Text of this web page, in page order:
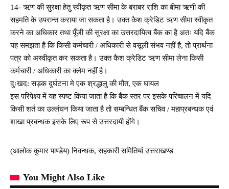
14- ऋण की सुरक्षा हेतु स्वीकृत ऋण सीमा के बराबर राशि का बीमा ऋणी की
सहमति के उपरान्त कराया जा सकता है। उक्त कैश क्रेडिट ऋण सीमा स्वीकृत
करने का अधिकार तथा पूँजी की सुरक्षा का उत्तरदायित्व बैंक का है अतः यदि बैंक
यह समझता है कि किसी कर्मचारी / अधिकारी से वसूली संभव नहीं है, तो प्रार्थना
पत्र को अस्वीकृत कर सकता है। उक्त कैश क्रेडिट ऋण सीमा लेना किसी
कर्मचारी / अधिकारी का क्लेम नहीं है।
दुःखद: सड़क दुर्घटना मे एक श्रद्धालु की मौत, एक घायल
इस परिपेक्ष्य में यह स्पष्ट किया जाता है कि बैंक स्तर पर इसके परिचालन में यदि
किसी शर्त का उल्लंघन किया जाता है तो सम्बन्धित बैंक सचिव / महाप्रबन्धक एवं
शाखा प्रबन्धक इसके लिए रूप से उत्तरदायी होंगे।
(आलोक कुमार पाण्डेय) निवन्धक, सहकारी समितियां उत्तराखण्ड
You Might Also Like